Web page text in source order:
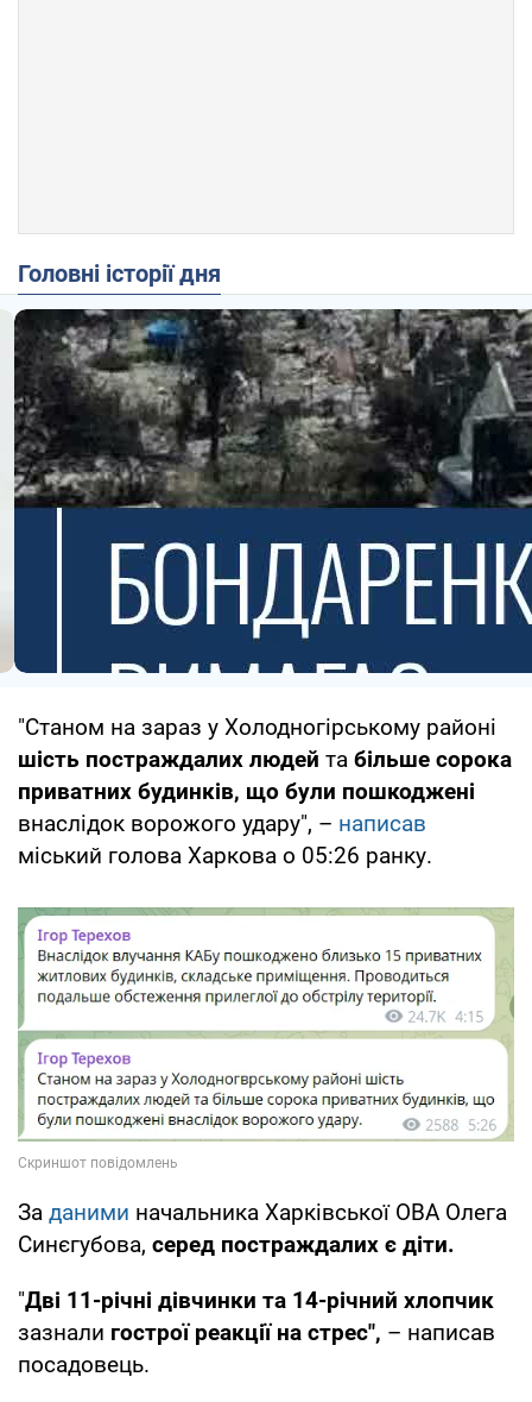
Головні історії дня
"Станом на зараз у Холодногірському районі
шість постраждалих людей та більше сорока
приватних будинків, що були пошкоджені
внаслідок ворожого удару", – написав
міський голова Харкова о 05:26 ранку.
За даними начальника Харківської ОВА Олега
Синєгубова, серед постраждалих є діти.
"Дві 11-річні дівчинки та 14-річний хлопчик
зазнали гострої реакції на стрес", – написав
посадовець.